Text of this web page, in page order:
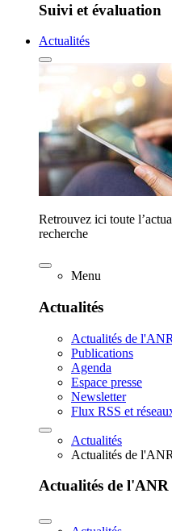
Suivi et évaluation
Actualités
Retrouvez ici toute
recherche
Menu
Actualités
Actualités de l'ANR
Publications
Agenda
Espace presse
Newsletter
Flux RSS et
Actualités
Actualités de l'ANR
Actualités de l'ANR